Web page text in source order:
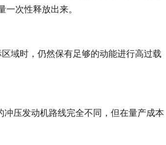
次性释放出来。
域时，仍然保有足够的动能进行高过载
压发动机路线完全不同，但在量产成本